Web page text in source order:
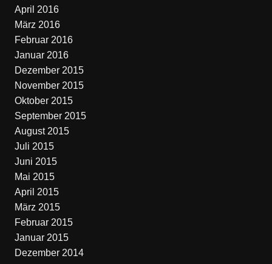
April 2016
März 2016
Februar 2016
Januar 2016
Dezember 2015
November 2015
Oktober 2015
September 2015
August 2015
Juli 2015
Juni 2015
Mai 2015
April 2015
März 2015
Februar 2015
Januar 2015
Dezember 2014